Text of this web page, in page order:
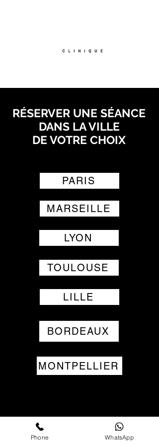
RÉSERVER UNE SÉANCE
DANS LA VILLE
DE VOTRE CHOIX
PARIS
MARSEILLE
LYON
TOULOUSE
LILLE
BORDEAUX
MONTPELLIER
BORDEAUX
Phone WhatsApp